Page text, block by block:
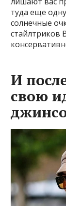
туда еще
солнечные
стайлтриков
И
свою